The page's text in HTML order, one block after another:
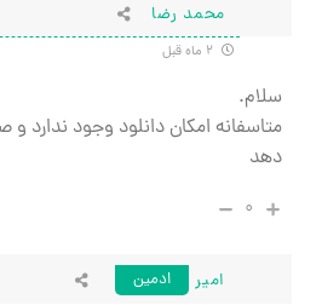
محمد رضا
سلام.
دهد
۰
امیر
ادمین